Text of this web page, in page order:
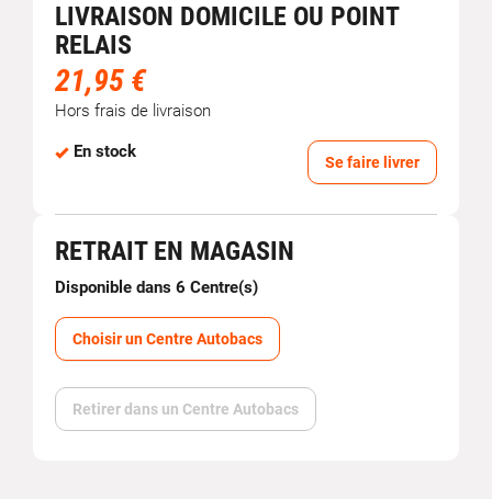
LIVRAISON DOMICILE OU POINT
RELAIS
21,95 €
Hors frais de livraison
En stock
Se faire livrer
RETRAIT EN MAGASIN
Disponible dans 6 Centre(s)
Choisir un Centre Autobacs
Retirer dans un Centre Autobacs